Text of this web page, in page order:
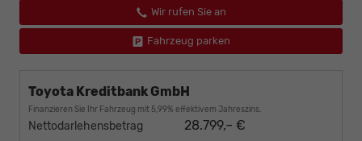
Wir rufen Sie an
Fahrzeug parken
Toyota Kreditbank GmbH
Finanzieren Sie Ihr Fahrzeug mit 5,99% effektivem Jahreszins.
Nettodarlehensbetrag 28.799,– €